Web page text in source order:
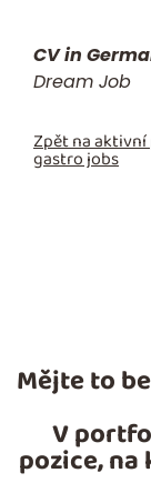
CV in
Dream Job
Zpět na
gastro jobs
Mějte to
V
pozice,